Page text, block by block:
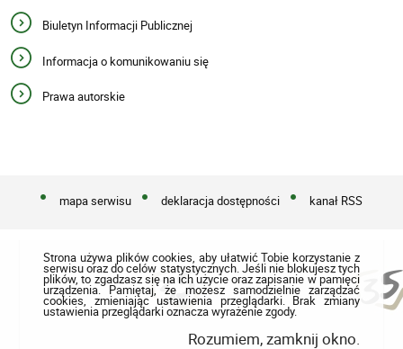
Biuletyn Informacji Publicznej
Informacja o komunikowaniu się
Prawa autorskie
mapa serwisu deklaracja dostępności kanał RSS
Strona używa plików cookies, aby ułatwić Tobie korzystanie z
serwisu oraz do celów statystycznych. Jeśli nie blokujesz tych
plików, to zgadzasz się na ich użycie oraz zapisanie w pamięci
urządzenia. Pamiętaj, że możesz samodzielnie zarządzać
cookies, zmieniając ustawienia przeglądarki. Brak zmiany
ustawienia przeglądarki oznacza wyrażenie zgody.
Rozumiem, zamknij okno.